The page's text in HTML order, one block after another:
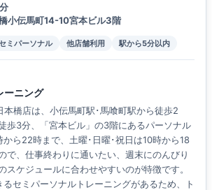
小伝馬町14-10宮本ビル3階
ミパーソナル 他店舗利用 駅から5分以内
ーニング
本橋店は、小伝馬町駅･馬喰町駅から徒歩2
歩3分、「宮本ビル」の3階にあるパーソナル
ら22時まで、土曜･日曜･祝日は10時から18
で、仕事終わりに通いたい、週末にのんびり
スケジュールに合わせやすいのが特徴です。
セミパーソナルトレーニングがあるため、ト